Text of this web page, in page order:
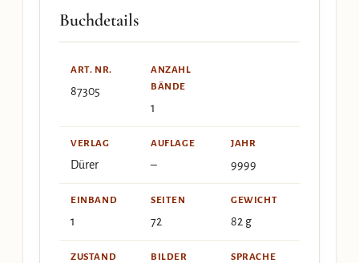
Buchdetails
ART. NR.
87305
ANZAHL
BÄNDE
1
VERLAG
Dürer
AUFLAGE
–
JAHR
9999
EINBAND
1
SEITEN
72
GEWICHT
82 g
ZUSTAND BILDER SPRACHE